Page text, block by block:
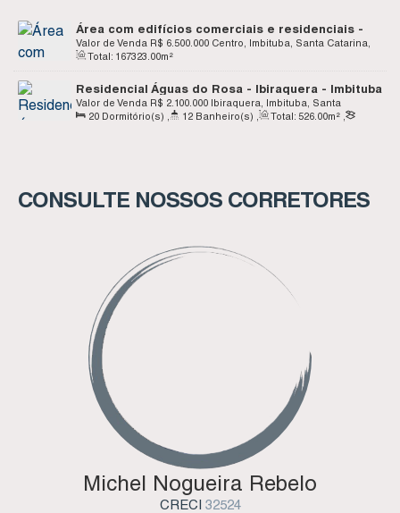
Área com edifícios comerciais e residenciais -
Centro de Imbituba SC
R$ 6.500.000
Valor de Venda
Centro, Imbituba, Santa Catarina,
Brasil
Total: 167323 .00m²
Residencial Águas do Rosa - Ibiraquera - Imbituba
SC
R$ 2.100.000
Valor de Venda
Ibiraquera, Imbituba, Santa
Catarina, Brasil
20 Dormitório(s) 12 Banheiro(s) Total: 526 .00m²
CONSULTE NOSSOS CORRETORES
Michel Nogueira Rebelo
CRECI 32524